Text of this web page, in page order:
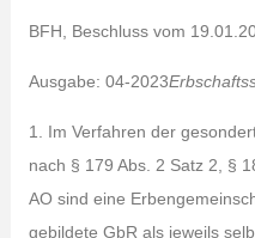
BFH, Beschluss vom
Ausgabe: 04-2023
1. Im Verfahren der
nach § 179 Abs. 2 Satz 2, §
AO sind eine
gebildete GbR als jeweils